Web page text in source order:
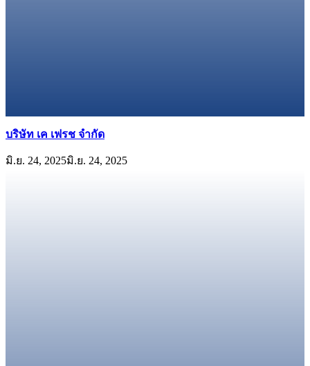
บริษัท เค เฟรช จำกัด
มิ.ย. 24, 2025มิ.ย. 24, 2025